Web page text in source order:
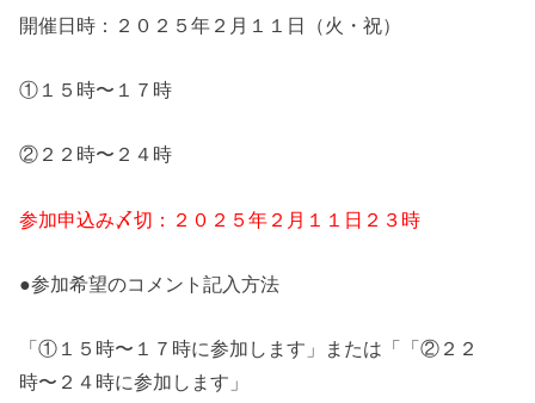
開催日時：２０２５年２月１１日（火・祝）
①１５時〜１７時
②２２時〜２４時
参加申込み〆切：２０２５年２月１１日２３時
●参加希望のコメント記入方法
「①１５時〜１７時に参加します」または「「②２２
時〜２４時に参加します」